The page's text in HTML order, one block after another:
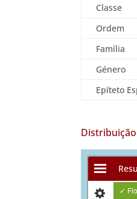
Classe
Ordem
Família
Género
Epíteto
✓